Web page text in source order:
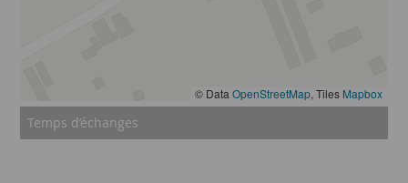
© Data OpenStreetMap, Tiles Mapbox
Temps d’échanges